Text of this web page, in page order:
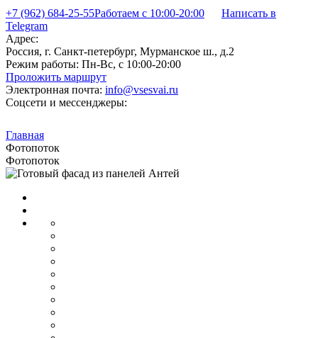
+7 (962) 684-25-55Работаем с 10:00-20:00
Написать в
Telegram
Адрес:
Россия, г. Санкт-петербург, Мурманское ш., д.2
Режим работы: Пн-Вс, с 10:00-20:00
Проложить маршрут
Электронная почта: info@vsesvai.ru
Соцсети и мессенджеры:
Главная
Фотопоток
Фотопоток